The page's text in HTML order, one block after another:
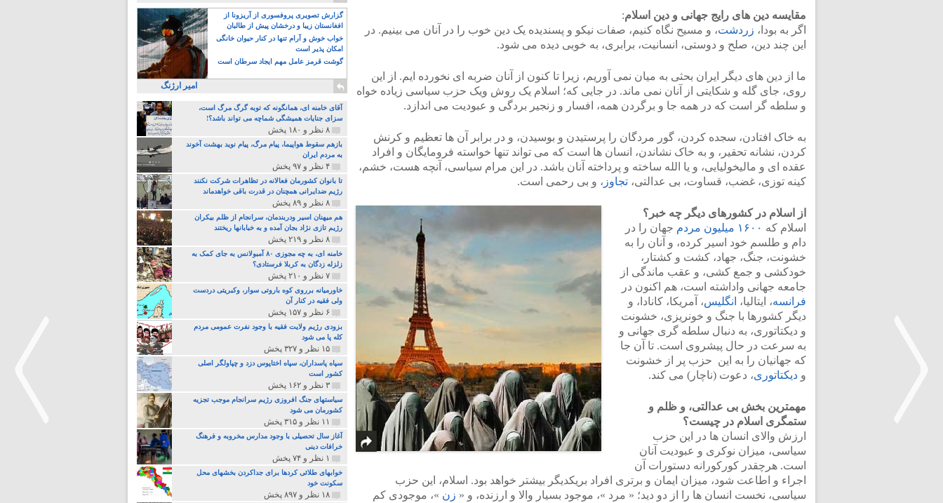
مقایسه دین های رایج جهانی و دین اسلام:
اگر به بودا، زردشت، و مسیح نگاه کنیم، صفات نیکو و پسندیده یک دین خوب را در آنان می بینیم. در
این چند دین، صلح و دوستی، انسانیت، برابری، به خوبی دیده می شود.
ما از دین های دیگر ایران بحثی به میان نمی آوریم، زیرا تا کنون از آنان ضربه ای نخورده ایم. از این
روی، جای گله و شکایتی از آنان نمی ماند. در جایی که؛ اسلام یک روش ویک حزب سیاسی زیاده خواه
و سلطه گر است که در همه جا و برگردن همه، افسار و زنجیر بردگی و عبودیت می اندازد.
به خاک افتادن، سجده کردن، گور مردگان را پرستیدن و بوسیدن، و در برابر آن ها تعظیم و کرنش
کردن، نشانه تحقیر، و به خاک نشاندن، انسان ها است که می تواند تنها خواسته فرومایگان و افراد
عقده ای و مالیخولیایی، و یا الله ساخته و پرداخته آنان باشد. در این مرام سیاسی، آنچه هست، خشم،
کینه توزی، غضب، قساوت، بی عدالتی، تجاوز ، و بی رحمی است.
از اسلام در کشورهای دیگر چه خبر؟
اسلام که ۱۶۰۰ میلیون مردم
جهان را در
دام و طلسم خود اسیر کرده، و آنان را به
خشونت، جنگ، جهاد، کشت و کشتار،
خودکشی و جمع کشی، و عقب ماندگی از
جامعه جهانی واداشته است، هم اکنون در
فرانسه، ایتالیا، انگلیس، آمریکا، کانادا، و
دیگر کشورها با جنگ و خونریزی، خشونت
و دیکتاتوری، به دنبال سلطه گری جهانی و
به سرعت در حال پیشروی است. تا آن جا
که جهانیان را به این ‍ حزب پر از خشونت
و دیکتاتوری، دعوت (ناچار) می کند.
مهمترین بخش بی عدالتی، و ظلم و
ستمگری اسلام در چیست؟
ارزش والای انسان ها در این حزب
سیاسی، میزان نوکری و عبودیت آنان
است. هرچقدر کورکورانه دستورات آن
اجراء و اطاعت شود، میزان ایمان و برتری افراد بریکدیگر بیشتر خواهد بود. اسلام، این حزب
سیاسی، نخست انسان ها را از دو دید؛ « مرد »، موجود بسیار والا و ارزنده، و « زن »، موجودی کم
گزارش تصویری پروفسوری از آریزونا از
افغانستان زیبا و درخشان پیش از طالبان
خواب خوش و آرام تنها در کنار حیوان خانگی
امکان پذیر است
گوشت قرمز عامل مهم ایجاد سرطان است
امیر ارژنگ
آقای خامنه ای، همانگونه که توبه گرگ مرگ است،
سزای جنایات همیشگی شماچه می تواند باشد؟!
۸ نظر و ۱۸۰ پخش
بازهم سقوط هواپیما، پیام مرگ، پیام نوید بهشت آخوند
به مردم ایران
۴ نظر و ۹۷ پخش
تا بانوان کشورمان فعالانه در تظاهرات شرکت نکنند
رژیم ضدایرانی همچنان در قدرت باقی خواهدماند
۸ نظر و ۸۹ پخش
هم میهنان اسیر ودربندمان، سرانجام از ظلم بیکران
رژیم تازی نژاد بجان آمده و به خبابانها ریختند
۸ نظر و ۲۱۹ پخش
خامنه ای، به چه مجوزی ۸۰ آمبولانس به جای کمک به
زلزله زدگان به کربلا فرستادی؟
۷ نظر و ۲۱۰ پخش
خاورمیانه برروی کوه باروتی سوار، وکبریتی دردست
ولی فقیه در کنار آن
۶ نظر و ۱۵۷ پخش
بزودی رژیم ولایت فقیه با وجود نفرت عمومی مردم
کله پا می شود
۱۵ نظر و ۳۲۷ پخش
سپاه پاسداران، سپاه اختاپوس دزد و چپاولگر اصلی
کشور است
۳ نظر و ۱۶۲ پخش
سیاستهای جنگ افروزی رژیم سرانجام موجب تجزیه
کشورمان می شود
۱۱ نظر و ۳۱۵ پخش
آغاز سال تحصیلی با وجود مدارس مخروبه و فرهنگ
خرافات دینی
۱ نظر و ۷۴ پخش
خوابهای طلائی کردها برای جداکردن بخشهای محل
سکونت خود
۱۸ نظر و ۸۹۷ پخش